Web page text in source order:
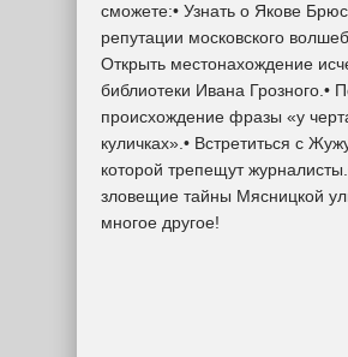
сможете:• Узнать о Якове
репутации московского
Открыть местонахождение
библиотеки Ивана Грозного.•
происхождение фразы «у
куличках».• Встретиться с
которой трепещут
зловещие тайны Мясницкой
многое другое!